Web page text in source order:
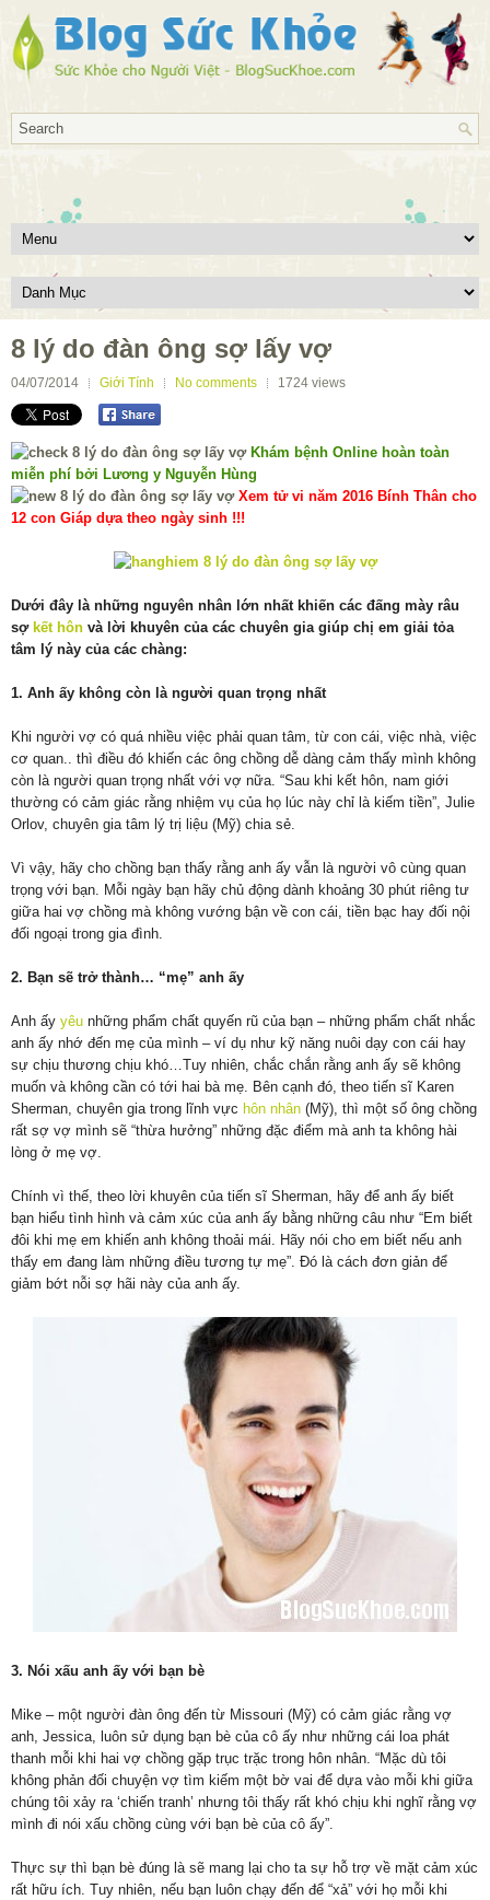
8 lý do đàn ông sợ lấy vợ
04/07/2014 Giới Tính No comments 1724 views
Khám bệnh Online hoàn toàn
miễn phí bởi Lương y Nguyễn Hùng
Xem tử vi năm 2016 Bính Thân cho
12 con Giáp dựa theo ngày sinh !!!
Dưới đây là những nguyên nhân lớn nhất khiến các đấng mày râu
sợ kết hôn và lời khuyên của các chuyên gia giúp chị em giải tỏa
tâm lý này của các chàng:
1. Anh ấy không còn là người quan trọng nhất
Khi người vợ có quá nhiều việc phải quan tâm, từ con cái, việc nhà, việc
cơ quan.. thì điều đó khiến các ông chồng dễ dàng cảm thấy mình không
còn là người quan trọng nhất với vợ nữa. “Sau khi kết hôn, nam giới
thường có cảm giác rằng nhiệm vụ của họ lúc này chỉ là kiếm tiền”, Julie
Orlov, chuyên gia tâm lý trị liệu (Mỹ) chia sẻ.
Vì vậy, hãy cho chồng bạn thấy rằng anh ấy vẫn là người vô cùng quan
trọng với bạn. Mỗi ngày bạn hãy chủ động dành khoảng 30 phút riêng tư
giữa hai vợ chồng mà không vướng bận về con cái, tiền bạc hay đối nội
đối ngoại trong gia đình.
2. Bạn sẽ trở thành… “mẹ” anh ấy
Anh ấy yêu những phẩm chất quyến rũ của bạn – những phẩm chất nhắc
anh ấy nhớ đến mẹ của mình – ví dụ như kỹ năng nuôi dạy con cái hay
sự chịu thương chịu khó…Tuy nhiên, chắc chắn rằng anh ấy sẽ không
muốn và không cần có tới hai bà mẹ. Bên cạnh đó, theo tiến sĩ Karen
Sherman, chuyên gia trong lĩnh vực hôn nhân (Mỹ), thì một số ông chồng
rất sợ vợ mình sẽ “thừa hưởng” những đặc điểm mà anh ta không hài
lòng ở mẹ vợ.
Chính vì thế, theo lời khuyên của tiến sĩ Sherman, hãy để anh ấy biết
bạn hiểu tình hình và cảm xúc của anh ấy bằng những câu như “Em biết
đôi khi mẹ em khiến anh không thoải mái. Hãy nói cho em biết nếu anh
thấy em đang làm những điều tương tự mẹ”. Đó là cách đơn giản để
giảm bớt nỗi sợ hãi này của anh ấy.
3. Nói xấu anh ấy với bạn bè
Mike – một người đàn ông đến từ Missouri (Mỹ) có cảm giác rằng vợ
anh, Jessica, luôn sử dụng bạn bè của cô ấy như những cái loa phát
thanh mỗi khi hai vợ chồng gặp trục trặc trong hôn nhân. “Mặc dù tôi
không phản đối chuyện vợ tìm kiếm một bờ vai để dựa vào mỗi khi giữa
chúng tôi xảy ra ‘chiến tranh’ nhưng tôi thấy rất khó chịu khi nghĩ rằng vợ
mình đi nói xấu chồng cùng với bạn bè của cô ấy”.
Thực sự thì bạn bè đúng là sẽ mang lại cho ta sự hỗ trợ về mặt cảm xúc
rất hữu ích. Tuy nhiên, nếu bạn luôn chạy đến để “xả” với họ mỗi khi